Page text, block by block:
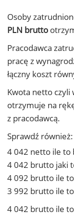
Osoby
PLN brutto
Pracodawca
pracę z
łączny koszt
Kwota netto czyli
otrzymuje na
z pracodawcą.
Sprawdź również:
4 042 netto ile to
4 042 brutto jaki
4 092 brutto ile
3 992 brutto ile
4 042 brutto ile